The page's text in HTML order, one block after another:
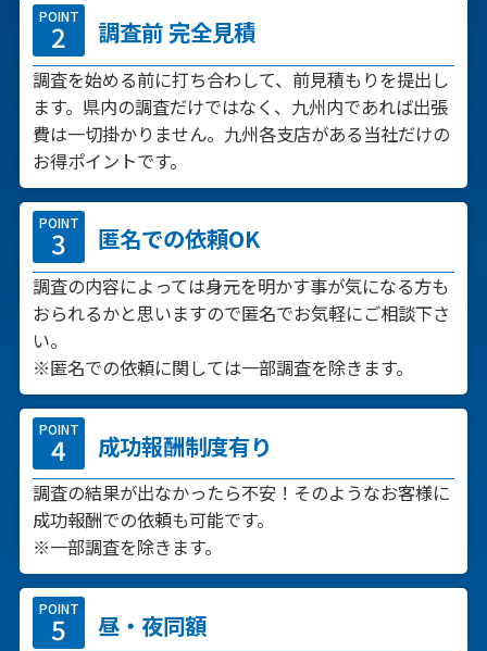
POINT 調査前 完全見積
調査を始める前に打ち合わして、前見積もりを提出し
ます。県内の調査だけではなく、九州内であれば出張
費は一切掛かりません。九州各支店がある当社だけの
お得ポイントです。
POINT 匿名での依頼OK
調査の内容によっては身元を明かす事が気になる方も
おられるかと思いますので匿名でお気軽にご相談下さ
い。
※匿名での依頼に関しては一部調査を除きます。
POINT 成功報酬制度有り
調査の結果が出なかったら不安！そのようなお客様に
成功報酬での依頼も可能です。
※一部調査を除きます。
POINT 昼・夜同額